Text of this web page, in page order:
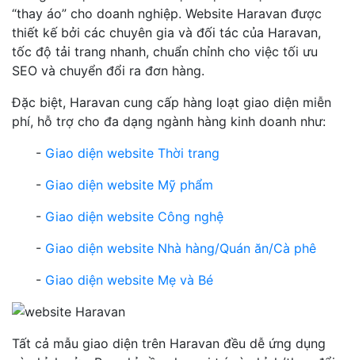
“thay áo” cho doanh nghiệp. Website Haravan được
thiết kế bởi các chuyên gia và đối tác của Haravan,
tốc độ tải trang nhanh, chuẩn chỉnh cho việc tối ưu
SEO và chuyển đổi ra đơn hàng.
Đặc biệt, Haravan cung cấp hàng loạt giao diện miễn
phí, hỗ trợ cho đa dạng ngành hàng kinh doanh như:
- Giao diện website Thời trang
- Giao diện website Mỹ phẩm
- Giao diện website Công nghệ
- Giao diện website Nhà hàng/Quán ăn/Cà phê
- Giao diện website Mẹ và Bé
Tất cả mẫu giao diện trên Haravan đều dễ ứng dụng